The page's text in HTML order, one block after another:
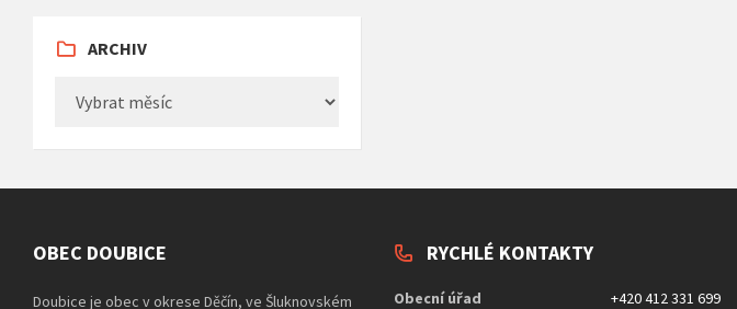
ARCHIV
OBEC DOUBICE
Doubice je obec v okrese Děčín, ve Šluknovském
RYCHLÉ KONTAKTY
Obecní úřad +420 412 331 699